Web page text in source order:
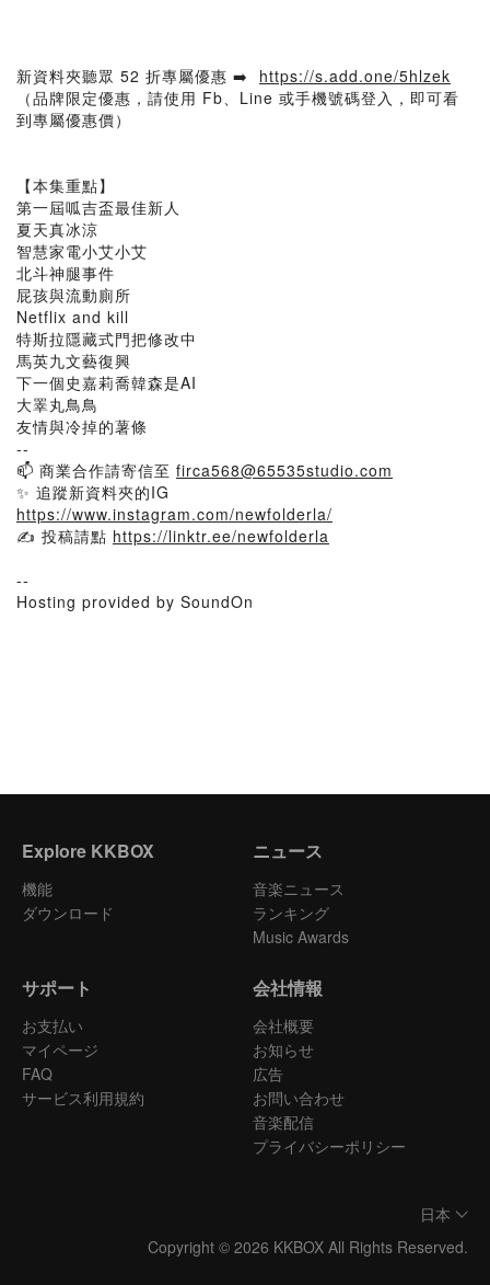
新資料夾聽眾 52 折專屬優惠 ➡️ https://s.add.one/5hlzek
（品牌限定優惠，請使用 Fb、Line 或手機號碼登入，即可看
到專屬優惠價）
【本集重點】
第一屆呱吉盃最佳新人
夏天真冰涼
智慧家電小艾小艾
北斗神腿事件
屁孩與流動廁所
Netflix and kill
特斯拉隱藏式門把修改中
馬英九文藝復興
下一個史嘉莉喬韓森是AI
大睪丸鳥鳥
友情與冷掉的薯條
--
📫 商業合作請寄信至 firca568@65535studio.com
✨ 追蹤新資料夾的IG
https://www.instagram.com/newfolderla/
✍️ 投稿請點 https://linktr.ee/newfolderla
--
Hosting provided by SoundOn
Explore KKBOX
機能
ダウンロード
ニュース
音楽ニュース
ランキング
Music Awards
サポート
お支払い
マイページ
FAQ
サービス利用規約
会社情報
会社概要
お知らせ
広告
お問い合わせ
音楽配信
プライバシーポリシー
日本
Copyright © 2026 KKBOX All Rights Reserved.